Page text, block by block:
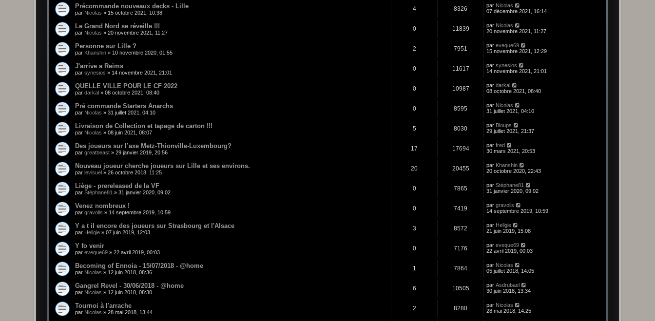
Précommande nouveaux decks - Lille
par Nicolas » 15 octobre 2021, 10:38
4 8326 par Nicolas
07 décembre 2021, 16:14
Le Grand Nord se réveille !!!
par Nicolas » 20 novembre 2021, 11:27
0 11839 par Nicolas
20 novembre 2021, 11:27
Personne sur Lille ?
par Khanshin » 10 novembre 2020, 01:55
2 7951 par eveque69
15 novembre 2021, 12:29
J'arrive a Reims
par synesios » 14 novembre 2021, 21:01
0 11617 par synesios
14 novembre 2021, 21:01
QUELLE VILLE POUR LE CF 2022
par darkal » 08 octobre 2021, 08:40
0 10987 par darkal
08 octobre 2021, 08:40
Pré commande Starters Anarchs
par Nicolas » 31 juillet 2021, 04:10
0 8595 par Nicolas
31 juillet 2021, 04:10
Livraison de Collection et tapage de carton !!!
par Nicolas » 08 juin 2021, 08:07
5 8030 par Bloups
29 juillet 2021, 21:37
Des joueurs sur l’axe Metz-Thionville-Luxembourg?
par greatbeast » 29 janvier 2019, 20:56
17 17694 par fred
30 mars 2021, 20:53
Nouveau joueur cherche joueurs sur Lille et ses environs.
par levisuel » 26 octobre 2018, 11:25
20 20455 par Khanshin
20 octobre 2020, 22:43
Liège - prereleased de la VF
par Stéphane81 » 31 janvier 2020, 09:02
0 7865 par Stéphane81
31 janvier 2020, 09:02
Venez nombreux !
par gravolis » 14 septembre 2019, 10:59
0 7419 par gravolis
14 septembre 2019, 10:59
Y a t il encore des joueurs sur Strasbourg et l'Alsace
par Hellgie » 07 juin 2019, 12:03
3 8572 par Hellgie
21 juin 2019, 15:08
Y fo venir
par eveque69 » 22 avril 2019, 00:03
0 7176 par eveque69
22 avril 2019, 00:03
Becoming of Ennoia - 15/07/2018 - @home
par Nicolas » 12 juin 2018, 08:36
1 7864 par Nicolas
05 juillet 2018, 14:05
Gangrel Revel - 30/06/2018 - @home
par Nicolas » 12 juin 2018, 08:30
6 10505 par Asdrubael
30 juin 2018, 13:34
Tournoi à l'arrache
par Nicolas » 28 mai 2018, 13:44
2 8280 par Nicolas
28 mai 2018, 14:25